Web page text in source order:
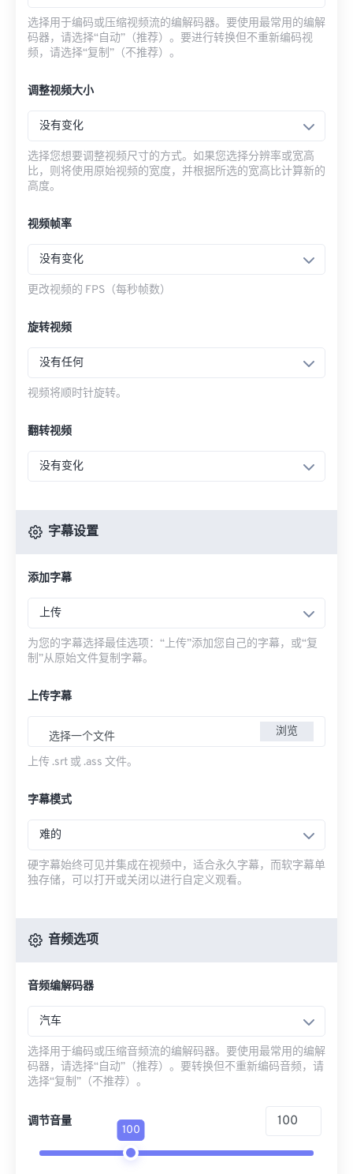
选择用于编码或压缩视频流的编解码器。要使用最常用的编解
码器，请选择“自动”（推荐）。要进行转换但不重新编码视
频，请选择“复制”（不推荐）。
调整视频大小
没有变化
选择您想要调整视频尺寸的方式。如果您选择分辨率或宽高
比，则将使用原始视频的宽度，并根据所选的宽高比计算新的
高度。
视频帧率
没有变化
更改视频的 FPS（每秒帧数）
旋转视频
没有任何
视频将顺时针旋转。
翻转视频
没有变化
字幕设置
添加字幕
上传
为您的字幕选择最佳选项：“上传”添加您自己的字幕，或“复
制”从原始文件复制字幕。
上传字幕
选择一个文件 浏览
上传 .srt 或 .ass 文件。
字幕模式
难的
硬字幕始终可见并集成在视频中，适合永久字幕，而软字幕单
独存储，可以打开或关闭以进行自定义观看。
音频选项
音频编解码器
汽车
选择用于编码或压缩音频流的编解码器。要使用最常用的编解
码器，请选择“自动”（推荐）。要转换但不重新编码音频，请
选择“复制”（不推荐）。
调节音量
100